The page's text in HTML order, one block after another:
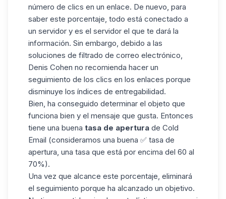
número de clics en un enlace. De nuevo, para
saber este porcentaje, todo está conectado a
un servidor y es el servidor el que te dará la
información. Sin embargo, debido a las
soluciones de filtrado de correo electrónico
Denis Cohen no recomienda hacer un
seguimiento de los clics en los enlaces porque
disminuye los índices de entregabilidad.
Bien, ha conseguido determinar el objeto que
funciona bien y el mensaje que gusta. Entonces
tiene una buena tasa de apertura de Cold
Email (consideramos una buena ✅ tasa de
apertura, una tasa que está por encima del 60 al
70%).
Una vez que alcance este porcentaje, eliminará
el seguimiento porque ha alcanzado un objetivo.